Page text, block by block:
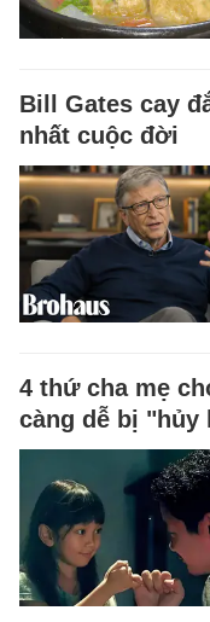
Bill Gates cay
nhất cuộc đời
4 thứ cha mẹ
càng dễ bị